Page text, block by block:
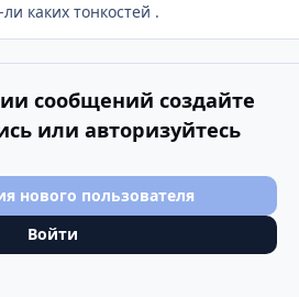
каких тонкостей .
сообщений создайте
или авторизуйтесь
нового пользователя
Войти